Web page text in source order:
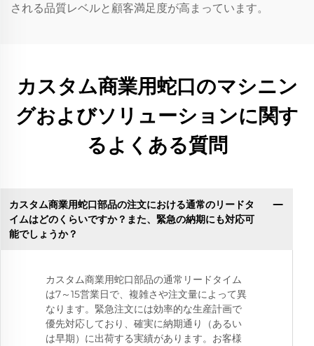
される品質レベルと顧客満足度が高まっています。
カスタム商業用蛇口のマシニン
グおよびソリューションに関す
るよくある質問
カスタム商業用蛇口部品の注文における通常のリードタ
イムはどのくらいですか？また、緊急の納期にも対応可
能でしょうか？
カスタム商業用蛇口部品の通常リードタイム
は7～15営業日で、複雑さや注文量によって異
なります。緊急注文には効率的な生産計画で
優先対応しており、確実に納期通り（あるい
は早期）に出荷する実績があります。お客様